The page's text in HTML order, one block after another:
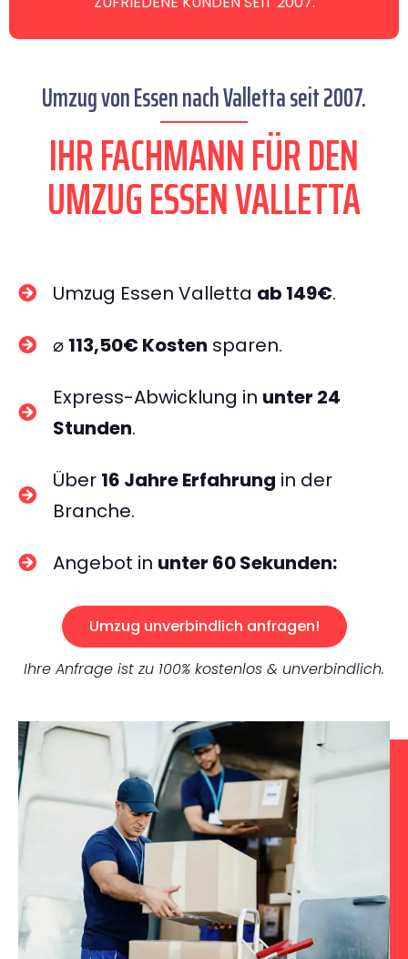
Umzug von Essen nach Valletta seit 2007.
IHR FACHMANN FÜR DEN
UMZUG ESSEN VALLETTA
Umzug Essen Valletta ab 149€.
⌀ 113,50€ Kosten sparen.
Express-Abwicklung in unter 24
Stunden.
Über 16 Jahre Erfahrung in der
Branche.
Angebot in unter 60 Sekunden:
Umzug unverbindlich anfragen!
Ihre Anfrage ist zu 100% kostenlos & unverbindlich.